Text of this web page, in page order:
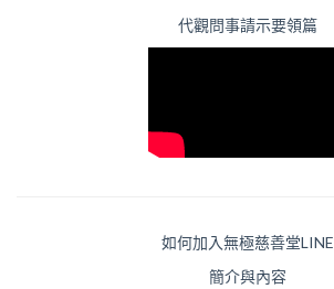
代觀問事請示要領篇
如何加入無極慈善堂LINE
簡介與內容